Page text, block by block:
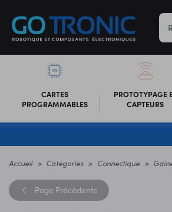
CARTES
PROGRAMMABLES
PROTOTYPAGE
CAPTEURS
Accueil Categories Connectique
Page Précédente